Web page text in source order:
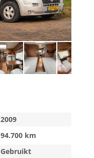
2009
94.700 km
Gebruikt